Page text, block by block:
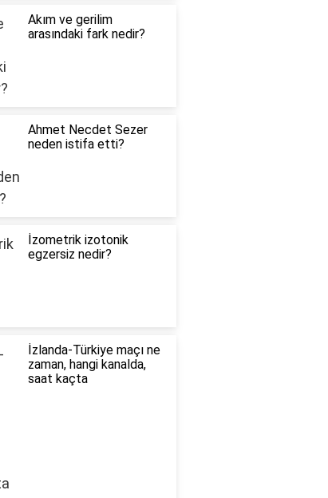
Akım ve gerilim
arasındaki fark nedir?
Ahmet Necdet Sezer
neden istifa etti?
İzometrik izotonik
egzersiz nedir?
İzlanda-Türkiye maçı ne
zaman, hangi kanalda,
saat kaçta